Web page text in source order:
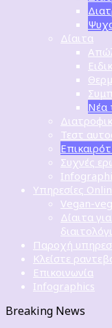
Δίαιτα
Νέα
Τεστ
Συχνές
Υπηρεσίες
Vegan-
Δίαιτα
Παροχή
Κλείστε
Επικοινωνία
Infographics
Breaking News